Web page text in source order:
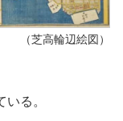
（芝高輪辺絵図）
る。